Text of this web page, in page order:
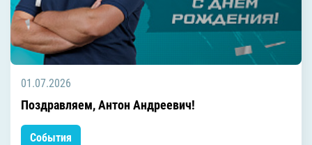
01.07.2026
Поздравляем, Антон Андреевич!
События